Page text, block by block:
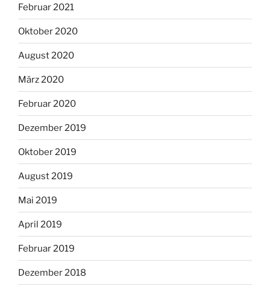
Februar 2021
Oktober 2020
August 2020
März 2020
Februar 2020
Dezember 2019
Oktober 2019
August 2019
Mai 2019
April 2019
Februar 2019
Dezember 2018